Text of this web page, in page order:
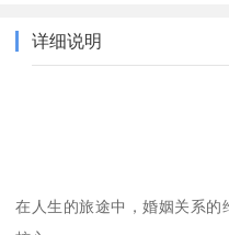
详细说明
在人生的旅途中，婚姻关系的